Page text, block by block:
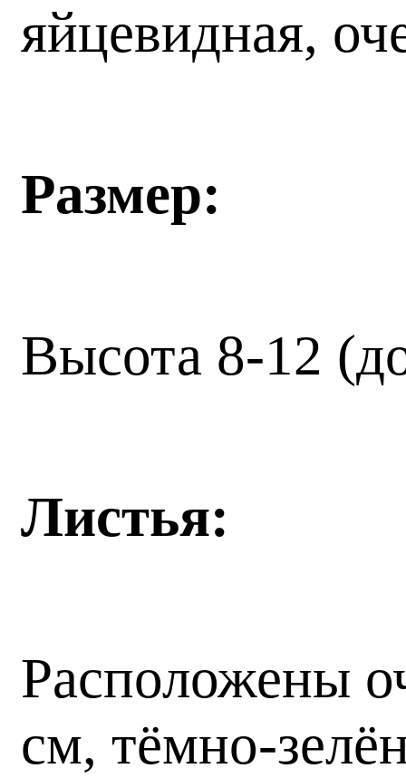
яйцевидная,
Размер:
Высота 8-12
Листья:
Расположены
см, тёмно-